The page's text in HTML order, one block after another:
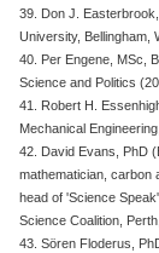
39. Don J.
University, Bellingham,
40. Per Engene, MSc,
Science and Politics
41. Robert H.
Mechanical
42. David Evans, PhD
mathematician, carbon
head of 'Science
Science Coalition,
43. Sören Floderus,